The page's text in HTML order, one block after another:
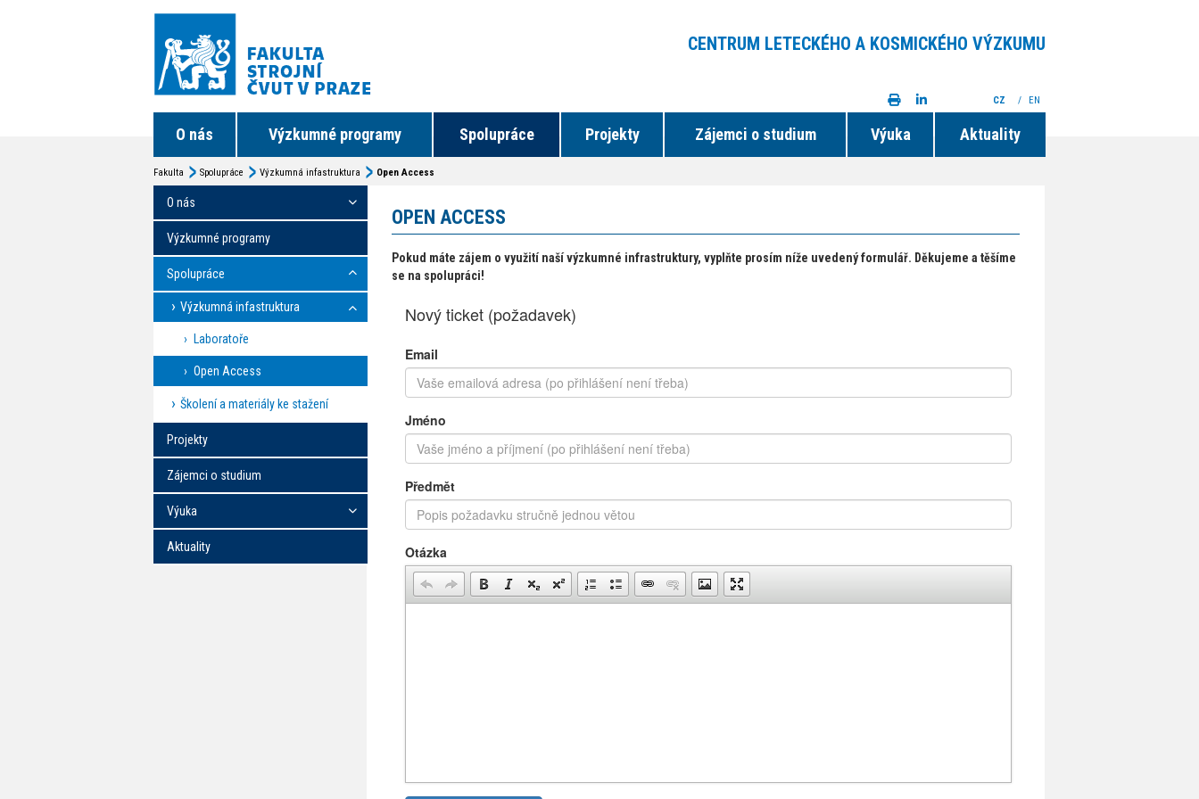
CENTRUM LETECKÉHO A KOSMICKÉHO VÝZKUMU
O nás Výzkumné programy Spolupráce Projekty Zájemci o studium Výuka Aktuality
CZ / EN
Fakulta Spolupráce Výzkumná infastruktura Open Access
O nás
Výzkumné programy
Spolupráce
Výzkumná infastruktura
Laboratoře
Open Access
Školení a materiály ke stažení
Projekty
Zájemci o studium
Výuka
Aktuality
OPEN ACCESS
Pokud máte zájem o využití naší výzkumné infrastruktury, vyplňte prosím níže uvedený formulář. Děkujeme a těšíme
se na spolupráci!